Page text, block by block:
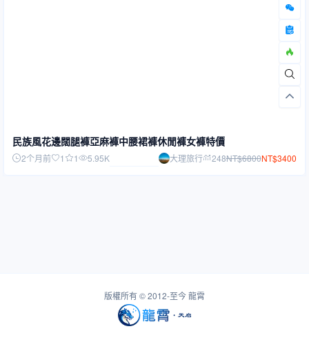
民族風花邊闊腿褲亞麻褲中腰裙褲休閒褲女褲特價
2个月前 1 1 5.95K 大理旅行 248NT$6800NT$3400
版權所有 © 2012-至今龍霄